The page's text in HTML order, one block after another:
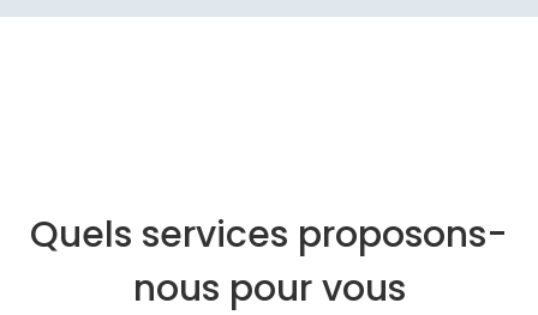
Quels services proposons-
nous pour vous